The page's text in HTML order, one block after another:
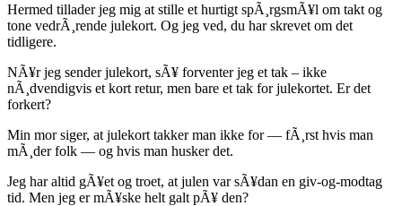
Hermed tillader jeg mig at stille et hurtigt spÃ¸rgsmÃ¥l om takt og
tone vedrÃ¸rende julekort. Og jeg ved, du har skrevet om det
tidligere.
NÃ¥r jeg sender julekort, sÃ¥ forventer jeg et tak – ikke
nÃ¸dvendigvis et kort retur, men bare et tak for julekortet. Er det
forkert?
Min mor siger, at julekort takker man ikke for — fÃ¸rst hvis man
mÃ¸der folk — og hvis man husker det.
Jeg har altid gÃ¥et og troet, at julen var sÃ¥dan en giv-og-modtag
tid. Men jeg er mÃ¥ske helt galt pÃ¥ den?